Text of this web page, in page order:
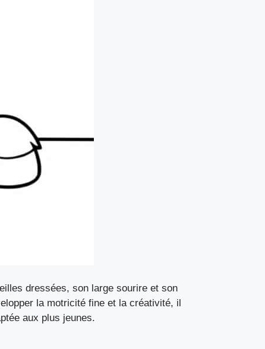
dressées, son large sourire et son
la motricité fine et la créativité, il
aux plus jeunes.